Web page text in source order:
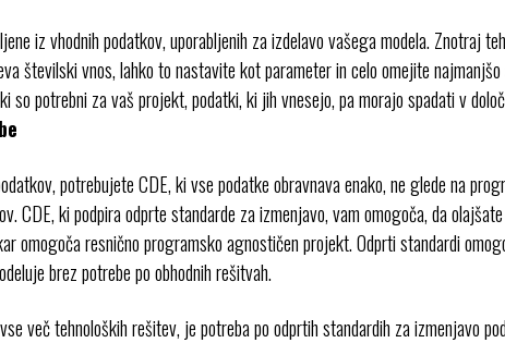
iz vhodnih podatkov, uporabljenih za izdelavo vašega modela. Znotraj
številski vnos, lahko to nastavite kot parameter in celo omejite
potrebni za vaš projekt, podatki, ki jih vnesejo, pa morajo spadati v
potrebujete CDE, ki vse podatke obravnava enako, ne glede na
CDE, ki podpira odprte standarde za izmenjavo, vam omogoča, da
omogoča resnično programsko agnostičen projekt. Odprti standardi
brez potrebe po obhodnih rešitvah.
več tehnoloških rešitev, je potreba po odprtih standardih za izmenjavo